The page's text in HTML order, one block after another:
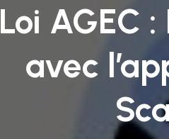
Loi AGEC :
avec